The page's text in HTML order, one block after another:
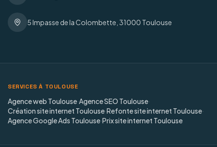
5 Impasse de la Colombette, 31000 Toulouse
SERVICES À TOULOUSE
Agence web Toulouse·Agence SEO Toulouse·
Création site internet Toulouse·Refonte site internet Toulouse·
Agence Google Ads Toulouse·Prix site internet Toulouse